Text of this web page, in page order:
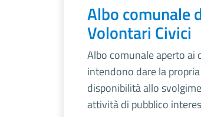
Albo comunale
Volontari Civici
Albo comunale aperto ai
intendono dare la propria
disponibilità allo
attività di pubblico